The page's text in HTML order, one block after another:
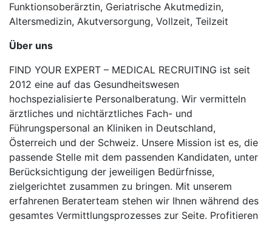
Funktionsoberärztin, Geriatrische Akutmedizin,
Altersmedizin, Akutversorgung, Vollzeit, Teilzeit
Über uns
FIND YOUR EXPERT – MEDICAL RECRUITING ist seit
2012 eine auf das Gesundheitswesen
hochspezialisierte Personalberatung. Wir vermitteln
ärztliches und nichtärztliches Fach- und
Führungspersonal an Kliniken in Deutschland,
Österreich und der Schweiz. Unsere Mission ist es, die
passende Stelle mit dem passenden Kandidaten, unter
Berücksichtigung der jeweiligen Bedürfnisse,
zielgerichtet zusammen zu bringen. Mit unserem
erfahrenen Beraterteam stehen wir Ihnen während des
gesamtes Vermittlungsprozesses zur Seite. Profitieren